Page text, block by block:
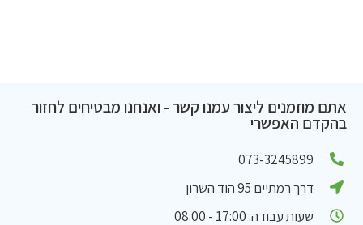
אתם מוזמנים ליצור עמנו קשר - ואנחנו מבטיחים לחזור
בהקדם האפשרי
073-3245899
דרך רמתיים 95 הוד השרון
שעות עבודה: 17:00 - 08:00